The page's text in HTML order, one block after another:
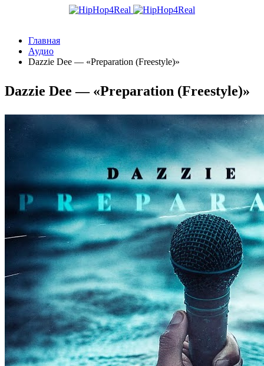
Главная
Аудио
Dazzie Dee — «Preparation (Freestyle)»
Dazzie Dee — «Preparation (Freestyle)»